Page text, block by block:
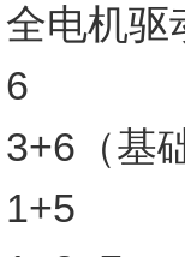
全电机驱
6
3+6（基
1+5